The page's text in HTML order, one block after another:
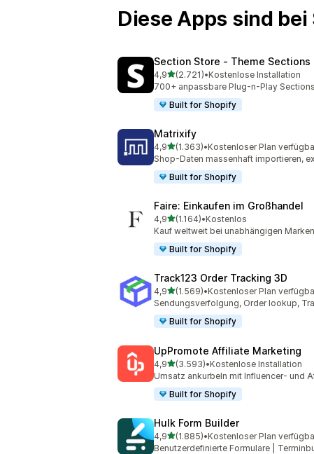
Diese Apps sind
Section Store ‑ Theme Sections
4,9von 5 Sternen
(2.721)
2721 Rezensionen insgesamt
•Kostenlose Installation
700+ anpassbare Plug-n-Play
Built for Shopify
Matrixify
4,9von 5 Sternen
(1.363)
1363 Rezensionen insgesamt
•Kostenloser Plan
Shop-Daten massenhaft importieren,
Built for Shopify
Faire: Einkaufen im Großhandel
4,9von 5 Sternen
(1.164)
1164 Rezensionen insgesamt
•Kostenlos
Kauf weltweit bei unabhängigen
Built for Shopify
Track123 Order Tracking 3D
4,9von 5 Sternen
(1.569)
1569 Rezensionen insgesamt
•Kostenloser Plan
Sendungsverfolgung, Order lookup,
Built for Shopify
UpPromote Affiliate Marketing
4,9von 5 Sternen
(3.593)
3593 Rezensionen insgesamt
•Kostenlose Installation
Umsatz ankurbeln mit Influencer- und
Built for Shopify
Hulk Form Builder
4,9von 5 Sternen
(1.885)
1885 Rezensionen insgesamt
•Kostenloser Plan
Benutzerdefinierte Formulare |